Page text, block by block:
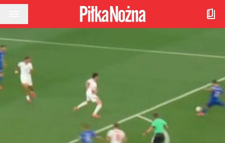
Przejdź do treści